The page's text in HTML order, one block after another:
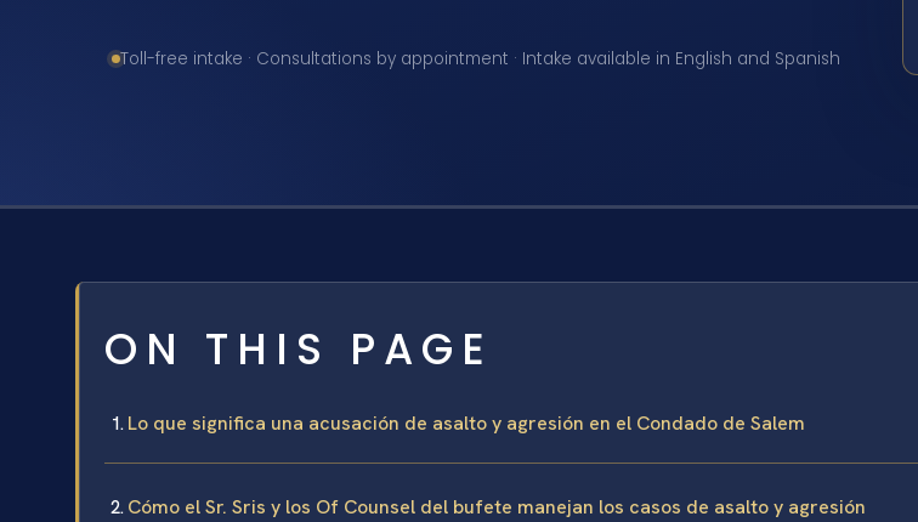
Toll-free intake · Consultations by appointment · Intake available in English and Spanish
ON THIS PAGE
Lo que significa una acusación de asalto y agresión en el Condado de Salem
Cómo el Sr. Sris y los Of Counsel del bufete manejan los casos de asalto y agresión